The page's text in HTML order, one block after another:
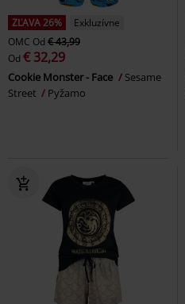
ZĽAVA 26%
Exkluzívne
OMC Od € 43,99
Od € 32,29
Cookie Monster - Face
Sesame
Street
Pyžamo